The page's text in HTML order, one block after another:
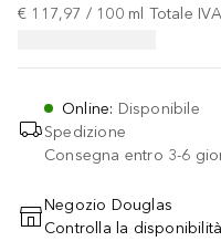
€ 117,97 / 100 ml Totale IVA
Online: Disponibile
Spedizione
Consegna entro 3-6
Negozio Douglas
Controlla la